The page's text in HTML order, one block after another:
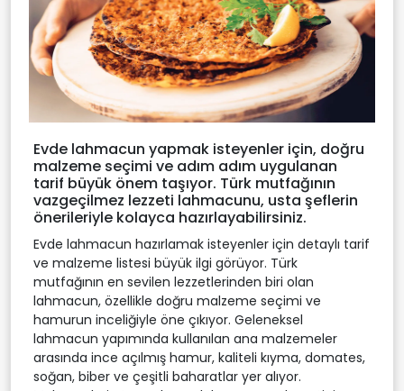
Evde lahmacun yapmak isteyenler için, doğru
malzeme seçimi ve adım adım uygulanan
tarif büyük önem taşıyor. Türk mutfağının
vazgeçilmez lezzeti lahmacunu, usta şeflerin
önerileriyle kolayca hazırlayabilirsiniz.
Evde lahmacun hazırlamak isteyenler için detaylı tarif
ve malzeme listesi büyük ilgi görüyor. Türk
mutfağının en sevilen lezzetlerinden biri olan
lahmacun, özellikle doğru malzeme seçimi ve
hamurun inceliğiyle öne çıkıyor. Geleneksel
lahmacun yapımında kullanılan ana malzemeler
arasında ince açılmış hamur, kaliteli kıyma, domates,
soğan, biber ve çeşitli baharatlar yer alıyor.